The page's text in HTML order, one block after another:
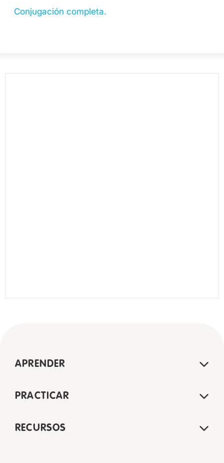
Conjugación completa.
APRENDER
PRACTICAR
RECURSOS